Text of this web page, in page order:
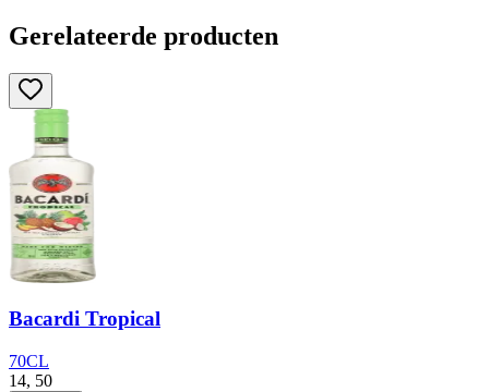
Gerelateerde producten
Bacardi Tropical
70CL
14, 50